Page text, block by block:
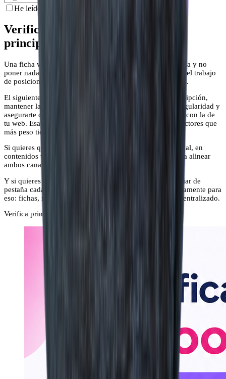
He leído y acepto la
Verificar en Google Maps es solo el
principio
Una ficha verificada sin optimizar es como abrir una tienda y no
poner nada en el escaparate. Google te da el acceso, pero el trabajo
de posicionarse en los resultados locales empieza después.
El siguiente nivel es trabajar las palabras clave en la descripción,
mantener las fotos actualizadas, responder reseñas con regularidad y
asegurarte de que la información de tu ficha es coherente con la de
tu web. Esa coherencia entre ficha y web es uno de los factores que
más peso tiene en el posicionamiento local.
Si quieres que tu web también trabaje a favor del SEO local, en
contenidos web de local brain tienes las herramientas para alinear
ambos canales.
Y si quieres gestionar todo desde un solo lugar, sin cambiar de
pestaña cada dos minutos, local brain está pensado exactamente para
eso: fichas, reseñas, fotos y posicionamiento web, todo centralizado.
Verifica primero. Optimiza después. En ese orden.